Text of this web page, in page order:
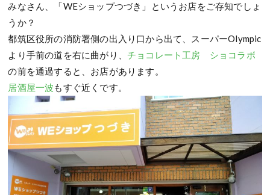
みなさん、「WEショップつづき」というお店をご存知でしょ
うか？
都筑区役所の消防署側の出入り口から出て、スーパーOlympic
より手前の道を右に曲がり、チョコレート工房 ショコラボ
の前を通過すると、お店があります。
居酒屋一波もすぐ近くです。